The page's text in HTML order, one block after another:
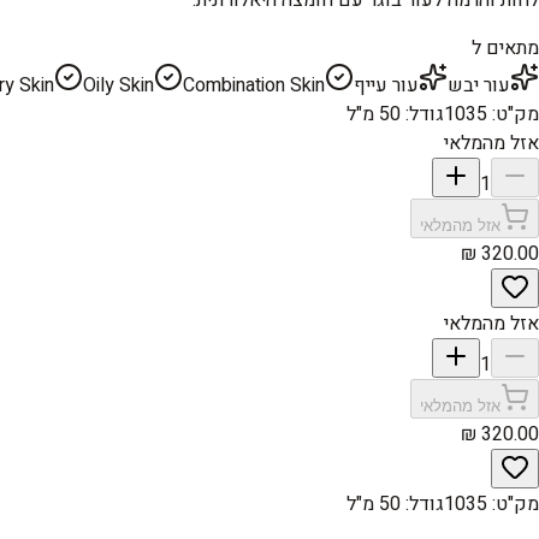
מתאים ל
עור יבש
עור עייף Skin Oily Skin
Combination Skin
מק"ט:
1035גודל:50 מ"ל
אזל מהמלאי
1
אזל מהמלאי
אזל מהמלאי
1
אזל מהמלאי
מק"ט:
1035גודל:50 מ"ל